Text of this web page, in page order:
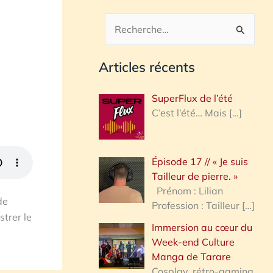
le
c
h
r
h
e
:
Articles récents
SuperFlux de l’été
C’est l’été… Mais […]
Épisode 17 // « Je suis
Tailleur de pierre. »
Prénom : Lilian
Profession : Tailleur […]
Immersion au cœur du
Week-end Culture
Manga de Tarare